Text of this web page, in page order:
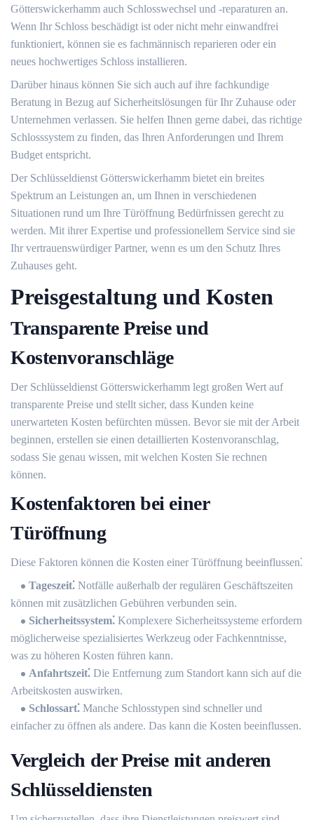
Götterswickerhamm auch Schlosswechsel und -reparaturen an.
Wenn Ihr Schloss beschädigt ist oder nicht mehr einwandfrei
funktioniert, können sie es fachmännisch reparieren oder ein
neues hochwertiges Schloss installieren.​
Darüber hinaus können Sie sich auch auf ihre fachkundige
Beratung in Bezug auf Sicherheitslösungen für Ihr Zuhause oder
Unternehmen verlassen.​ Sie helfen Ihnen gerne dabei, das richtige
Schlosssystem zu finden, das Ihren Anforderungen und Ihrem
Budget entspricht.​
Der Schlüsseldienst Götterswickerhamm bietet ein breites
Spektrum an Leistungen an, um Ihnen in verschiedenen
Situationen rund um Ihre Türöffnung Bedürfnissen gerecht zu
werden. Mit ihrer Expertise und professionellem Service sind sie
Ihr vertrauenswürdiger Partner, wenn es um den Schutz Ihres
Zuhauses geht.​
Preisgestaltung und Kosten
Transparente Preise und
Kostenvoranschläge
Der Schlüsseldienst Götterswickerhamm legt großen Wert auf
transparente Preise und stellt sicher, dass Kunden keine
unerwarteten Kosten befürchten müssen.​ Bevor sie mit der Arbeit
beginnen, erstellen sie einen detaillierten Kostenvoranschlag,
sodass Sie genau wissen, mit welchen Kosten Sie rechnen
können.​
Kostenfaktoren bei einer
Türöffnung
Diese Faktoren können die Kosten einer Türöffnung beeinflussen⁚
Tageszeit⁚ Notfälle außerhalb der regulären Geschäftszeiten
können mit zusätzlichen Gebühren verbunden sein.​
Sicherheitssystem⁚ Komplexere Sicherheitssysteme erfordern
möglicherweise spezialisiertes Werkzeug oder Fachkenntnisse,
was zu höheren Kosten führen kann.​
Anfahrtszeit⁚ Die Entfernung zum Standort kann sich auf die
Arbeitskosten auswirken.​
Schlossart⁚ Manche Schlosstypen sind schneller und
einfacher zu öffnen als andere.​ Das kann die Kosten beeinflussen.​
Vergleich der Preise mit anderen
Schlüsseldiensten